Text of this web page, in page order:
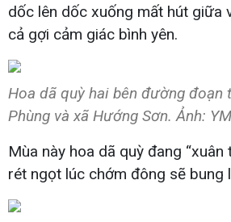
dốc lên dốc xuống mất hút giữa
cả gợi cảm giác bình yên.
Hoa dã quỳ hai bên đường đoạn
Phùng và xã Hướng Sơn. Ảnh:
Mùa này hoa dã quỳ đang “xuân
rét ngọt lúc chớm đông sẽ bung